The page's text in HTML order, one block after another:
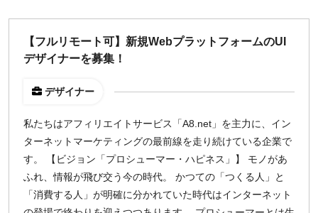
【フルリモート可】新規WebプラットフォームのUI
デザイナーを募集！
デザイナー
私たちはアフィリエイトサービス「A8.net」を主力に、イン
ターネットマーケティングの最前線を走り続けている企業で
す。 【ビジョン「プロシューマー・ハピネス」】 モノがあ
ふれ、情報が飛び交う今の時代。 かつての「つくる人」と
「消費する人」が明確に分かれていた時代はインターネット